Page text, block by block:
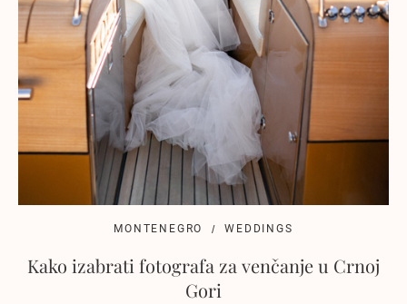
MONTENEGRO WEDDINGS
Kako izabrati fotografa za venčanje u Crnoj
Gori